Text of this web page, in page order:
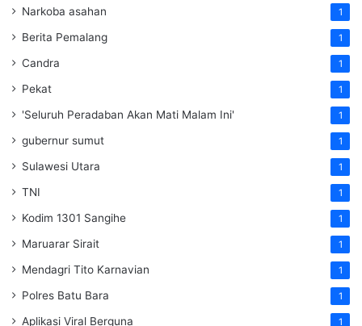
Narkoba asahan 1
Berita Pemalang 1
Candra 1
Pekat 1
'Seluruh Peradaban Akan Mati Malam Ini' 1
gubernur sumut 1
Sulawesi Utara 1
TNI 1
Kodim 1301 Sangihe 1
Maruarar Sirait 1
Mendagri Tito Karnavian 1
Polres Batu Bara 1
Aplikasi Viral Berguna 1